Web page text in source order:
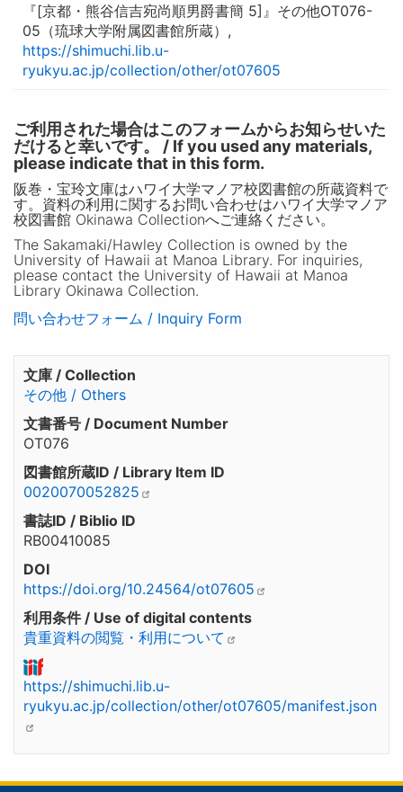
『[京都・熊谷信吉宛尚順男爵書簡 5]』その他OT076-
05（琉球大学附属図書館所蔵）,
https://shimuchi.lib.u-
ryukyu.ac.jp/collection/other/ot07605
ご利用された場合はこのフォームからお知らせいた
だけると幸いです。 / If you used any materials,
please indicate that in this form.
阪巻・宝玲文庫はハワイ大学マノア校図書館の所蔵資料で
す。資料の利用に関するお問い合わせはハワイ大学マノア
校図書館 Okinawa Collectionへご連絡ください。
The Sakamaki/Hawley Collection is owned by the
University of Hawaii at Manoa Library. For inquiries,
please contact the University of Hawaii at Manoa
Library Okinawa Collection.
問い合わせフォーム / Inquiry Form
文庫 / Collection
その他 / Others
文書番号 / Document Number
OT076
図書館所蔵ID / Library Item ID
0020070052825
書誌ID / Biblio ID
RB00410085
DOI
https://doi.org/10.24564/ot07605
利用条件 / Use of digital contents
貴重資料の閲覧・利用について
https://shimuchi.lib.u-
ryukyu.ac.jp/collection/other/ot07605/manifest.json